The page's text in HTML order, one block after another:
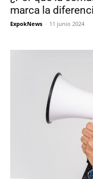
marca la
ExpokNews - 11 junio 2024